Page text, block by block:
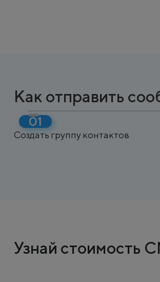
Как отправить
Создать группу контактов
Узнай стоимость